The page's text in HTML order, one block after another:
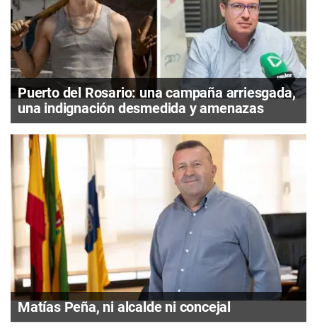
Puerto del Rosario: una campaña arriesgada,
una indignación desmedida y amenazas
Matías Peña, ni alcalde ni concejal